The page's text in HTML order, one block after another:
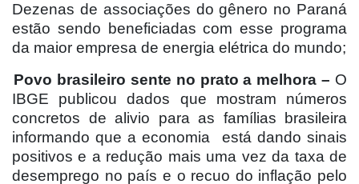
Dezenas de associações do gênero no Paraná
estão sendo beneficiadas com esse programa
da maior empresa de energia elétrica do mundo;
Povo brasileiro sente no prato a melhora – O
IBGE publicou dados que mostram números
concretos de alivio para as famílias brasileira
informando que a economia
está dando sinais
positivos e a redução mais uma vez da taxa de
desemprego no país e o recuo do inflação pelo